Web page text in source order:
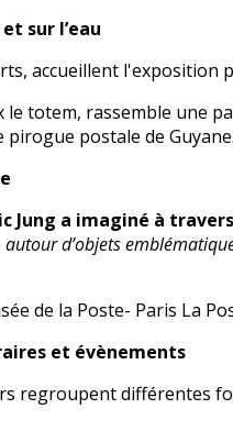
sur l’eau
accueillent l'exposition
le totem, rassemble une
postale de Guyane.
Jung a imaginé à
d’objets
de la Poste- Paris La
et évènements
regroupent différentes